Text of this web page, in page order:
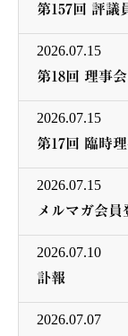
第157回 評議
2026.07.15
第18回 理事
2026.07.15
第17回 臨時
2026.07.15
メルマガ会員
2026.07.10
訃報
2026.07.07